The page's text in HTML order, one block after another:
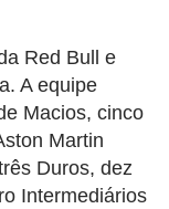
Red Bull e
A equipe
Macios, cinco
Martin
Duros, dez
Intermediários